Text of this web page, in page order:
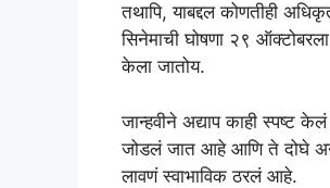
तथापि, याबद्दल कोणतीही
सिनेमाची घोषणा २९
केला जातोय.
जान्हवीने अद्याप काही स्पष्ट
जोडलं जात आहे आणि ते दोघे
लावणं स्वाभाविक ठरलं आहे.